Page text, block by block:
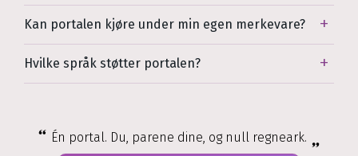
Kan portalen kjøre under min egen merkevare?
Hvilke språk støtter portalen?
Én portal. Du, parene dine, og null regneark.